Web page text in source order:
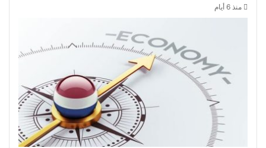
منذ 6 أيام